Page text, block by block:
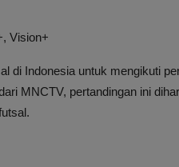
Vision+
di Indonesia untuk mengikuti
MNCTV, pertandingan ini